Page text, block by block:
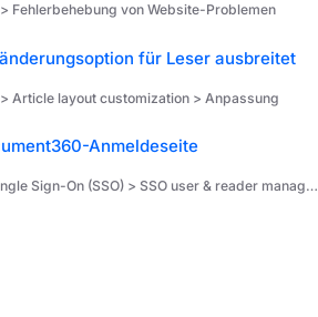
Fehlerbehebung von Website-Problemen
für Leser ausbreitet
Article layout customization > Anpassung
Anmeldeseite
Sign-On (SSO) > SSO user & reader management